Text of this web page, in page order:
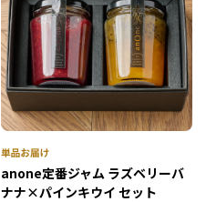
anone定番ジャム ラズベリーバ
ナナ×パインキウイ セット